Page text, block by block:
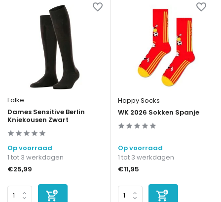
Falke
Dames Sensitive Berlin
Kniekousen Zwart
Op voorraad
1 tot 3 werkdagen
€25,99
Happy Socks
WK 2026 Sokken Spanje
Op voorraad
1 tot 3 werkdagen
€11,95